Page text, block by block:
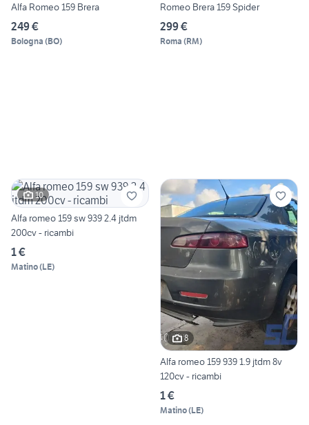
Alfa Romeo 159 Brera
249 €
Bologna (BO)
Romeo Brera 159 Spider
299 €
Roma (RM)
10
Alfa romeo 159 sw 939 2.4 jtdm
200cv - ricambi
1 €
Matino(LE)
8
Alfa romeo 159 939 1.9 jtdm 8v
120cv - ricambi
1 €
Matino(LE)